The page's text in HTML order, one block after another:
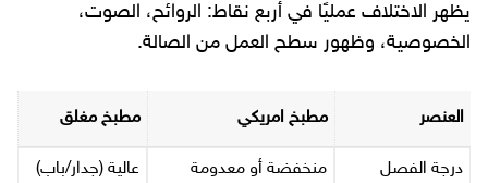
يظهر الاختلاف عمليًا في أربع نقاط: الروائح، الصوت،
الخصوصية، وظهور سطح العمل من الصالة.
العنصر مطبخ امريكي مطبخ مغلق
درجة الفصل منخفضة أو معدومة عالية (جدار/باب)